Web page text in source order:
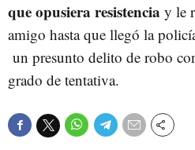
que opusiera resistencia y le
amigo hasta que llegó la
un presunto delito de robo
grado de tentativa.